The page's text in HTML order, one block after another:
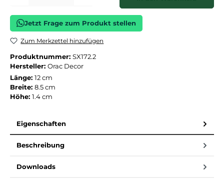
Jetzt Frage zum Produkt stellen
Zum Merkzettel hinzufügen
Produktnummer: SX172.2
Hersteller: Orac Decor
Länge: 12 cm
Breite: 8.5 cm
Höhe: 1.4 cm
Eigenschaften
Beschreibung
Downloads